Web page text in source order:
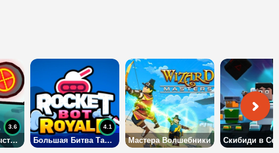
Снайперский выстрел: Время пули
3.6
Большая Битва Танков
4.1
Мастера Волшебники Скибиди в